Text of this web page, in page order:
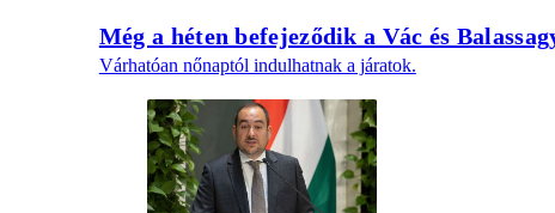
Még a héten befejeződik a Vác és
Várhatóan nőnaptól indulhatnak a járatok.